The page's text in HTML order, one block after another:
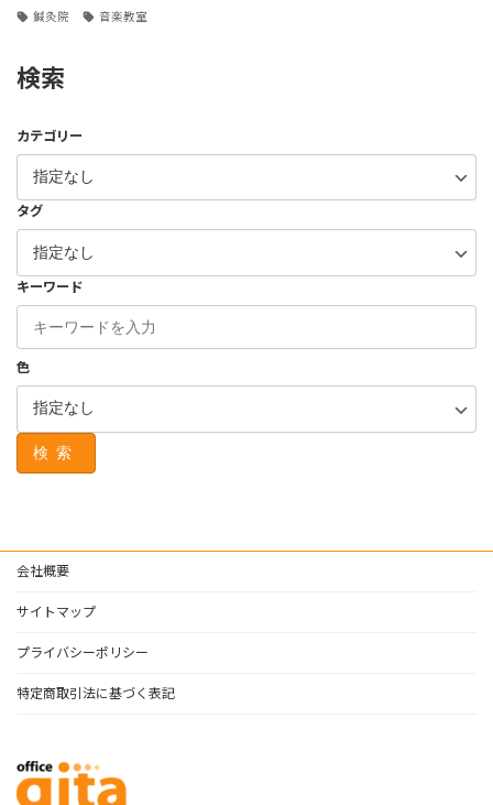
鍼灸院 音楽教室
検索
カテゴリー
タグ
キーワード
色
検索
会社概要
サイトマップ
プライバシーポリシー
特定商取引法に基づく表記